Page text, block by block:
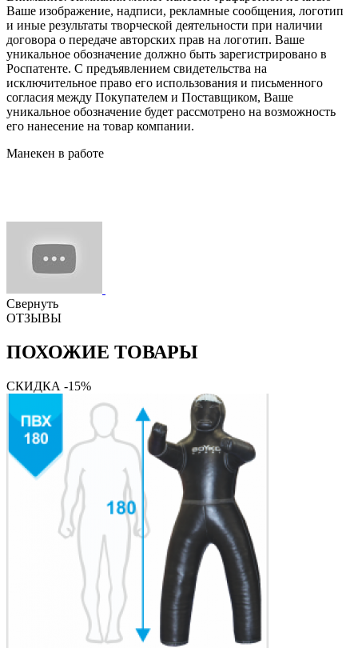
Ваше изображение, надписи, рекламные сообщения, логотип
и иные результаты творческой деятельности при наличии
договора о передаче авторских прав на логотип. Ваше
уникальное обозначение должно быть зарегистрировано в
Роспатенте. С предъявлением свидетельства на
исключительное право его использования и письменного
согласия между Покупателем и Поставщиком, Ваше
уникальное обозначение будет рассмотрено на возможность
его нанесение на товар компании.
Манекен в работе
Свернуть
ОТЗЫВЫ
ПОХОЖИЕ ТОВАРЫ
СКИДКА -15%